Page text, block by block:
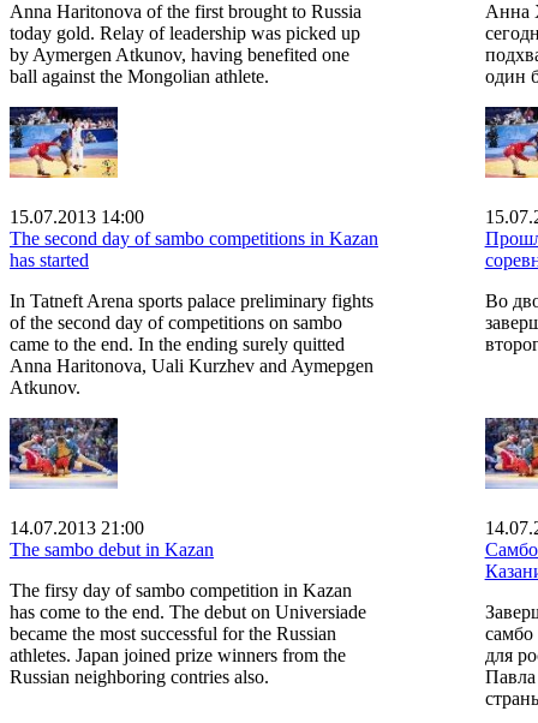
Anna Haritonova of the first brought to Russia
today gold. Relay of leadership was picked up
by Aymergen Atkunov, having benefited one
ball against the Mongolian athlete.
Анна
один
15.07.2013 14:00
The second day of sambo competitions in Kazan
has started
In Tatneft Arena sports palace preliminary fights
of the second day of competitions on sambo
came to the end. In the ending surely quitted
Anna Haritonova, Uali Kurzhev and Aymepgen
Atkunov.
Во
14.07.2013 21:00
The sambo debut in Kazan
The firsy day of sambo competition in Kazan
has come to the end. The debut on Universiade
became the most successful for the Russian
athletes. Japan joined prize winners from the
Russian neighboring contries also.
для
Павла